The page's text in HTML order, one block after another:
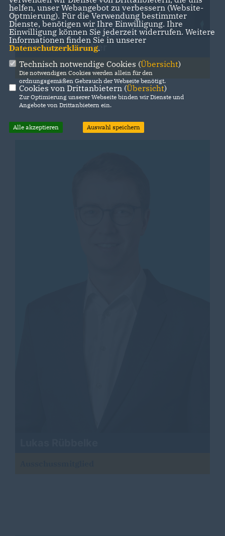
Christiane Grüber
Ausschussmitglied
helfen, unser Webangebot zu verbessern (Website-
Optmierung). Für die Verwendung bestimmter
Dienste, benötigen wir Ihre Einwilligung. Ihre
Einwilligung können Sie jederzeit widerrufen. Weitere
Informationen finden Sie in unserer
Datenschutzerklärung.
Technisch notwendige Cookies (Übersicht)
Die notwendigen Cookies werden allein für den
ordnungsgemäßen Gebrauch der Webseite benötigt.
Cookies von Drittanbietern (Übersicht)
Zur Optimierung unserer Webseite binden wir Dienste und
Angebote von Drittanbietern ein.
Alle akzeptieren Auswahl speichern